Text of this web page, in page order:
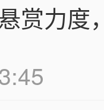
赏力度